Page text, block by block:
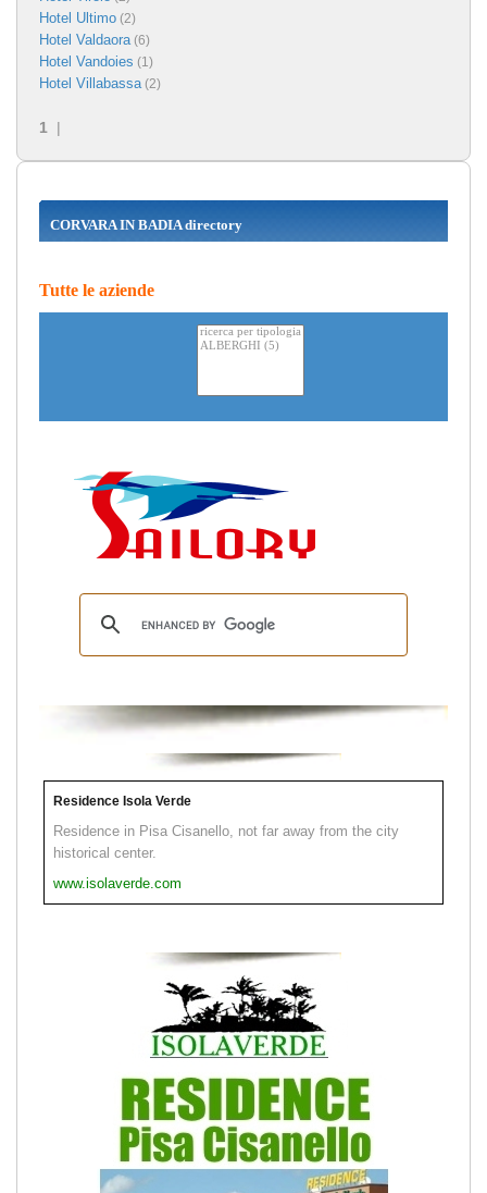
Hotel Ultimo (2)
Hotel Valdaora(6)
Hotel Vandoies (1)
Hotel Villabassa(2)
1 |
CORVARA IN BADIA directory
Tutte le aziende
Residence Isola Verde
Residence in Pisa Cisanello, not far away from the city
historical center.
www.isolaverde.com